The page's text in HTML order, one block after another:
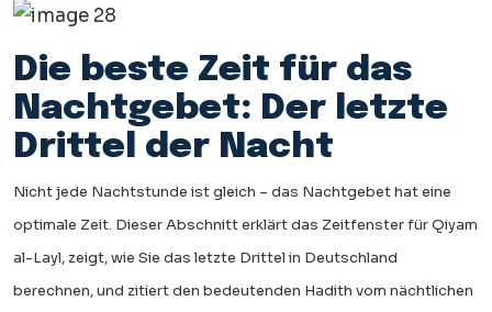
Die beste Zeit für das
Nachtgebet: Der letzte
Drittel der Nacht
Nicht jede Nachtstunde ist gleich – das Nachtgebet hat eine
optimale Zeit. Dieser Abschnitt erklärt das Zeitfenster für Qiyam
al-Layl, zeigt, wie Sie das letzte Drittel in Deutschland
berechnen, und zitiert den bedeutenden Hadith vom nächtlichen